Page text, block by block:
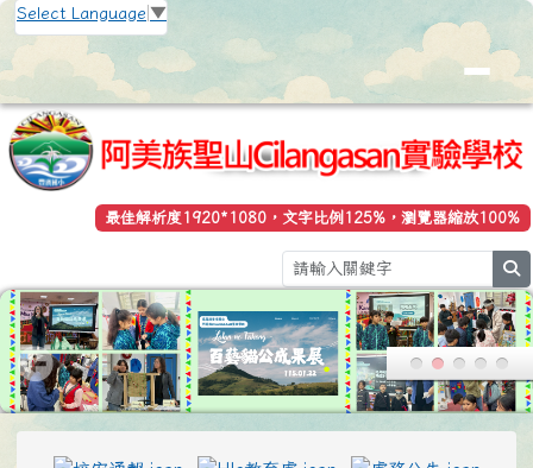
跳至主內容區
花蓮縣立豐濱國小全球資訊網
Select Language ▼
最佳解析度1920*1080，文字比例125%，瀏覽器縮放100%
頁尾區域